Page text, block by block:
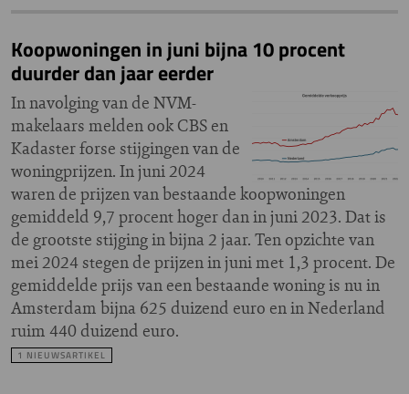
Koopwoningen in juni bijna 10 procent
duurder dan jaar eerder
In navolging van de NVM-
makelaars melden ook CBS en
Kadaster forse stijgingen van de
woningprijzen. In juni 2024
waren de prijzen van bestaande koopwoningen
gemiddeld 9,7 procent hoger dan in juni 2023. Dat is
de grootste stijging in bijna 2 jaar. Ten opzichte van
mei 2024 stegen de prijzen in juni met 1,3 procent. De
gemiddelde prijs van een bestaande woning is nu in
Amsterdam bijna 625 duizend euro en in Nederland
ruim 440 duizend euro.
1 NIEUWSARTIKEL